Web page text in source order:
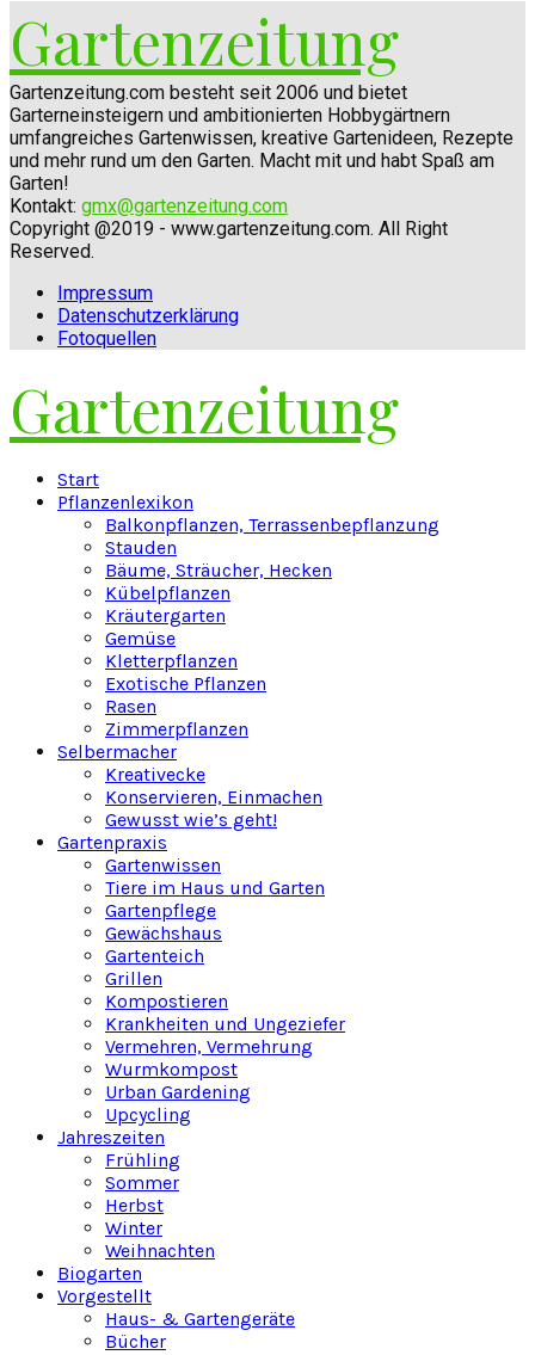
Gartenzeitung
Gartenzeitung.com besteht seit 2006 und bietet
Garterneinsteigern und ambitionierten Hobbygärtnern
umfangreiches Gartenwissen, kreative Gartenideen, Rezepte
und mehr rund um den Garten. Macht mit und habt Spaß am
Garten!
Kontakt: gmx@gartenzeitung.com
Copyright @2019 - www.gartenzeitung.com. All Right
Reserved.
Impressum
Datenschutzerklärung
Fotoquellen
Gartenzeitung
Start
Pflanzenlexikon
Balkonpflanzen, Terrassenbepflanzung
Stauden
Bäume, Sträucher, Hecken
Kübelpflanzen
Kräutergarten
Gemüse
Kletterpflanzen
Exotische Pflanzen
Rasen
Zimmerpflanzen
Selbermacher
Kreativecke
Konservieren, Einmachen
Gewusst wie’s geht!
Gartenpraxis
Gartenwissen
Tiere im Haus und Garten
Gartenpflege
Gewächshaus
Gartenteich
Grillen
Kompostieren
Krankheiten und Ungeziefer
Vermehren, Vermehrung
Wurmkompost
Urban Gardening
Upcycling
Jahreszeiten
Frühling
Sommer
Herbst
Winter
Weihnachten
Biogarten
Vorgestellt
Haus- & Gartengeräte
Bücher